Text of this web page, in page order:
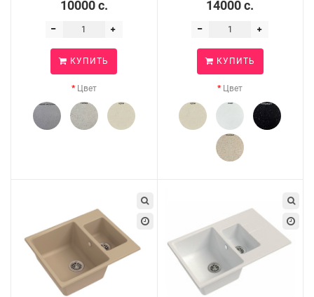
10000 c.
КУПИТЬ
Цвет
14000 c.
КУПИТЬ
Цвет